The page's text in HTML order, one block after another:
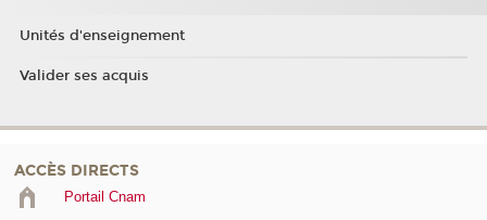
Unités d'enseignement
Valider ses acquis
ACCÈS DIRECTS
Portail Cnam